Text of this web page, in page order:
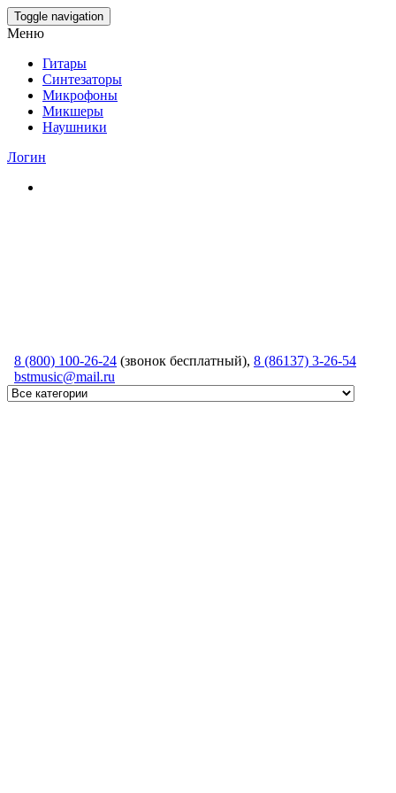
Skip
to
content
Toggle navigation
Меню
Гитары
Синтезаторы
Микрофоны
Микшеры
Наушники
Логин
8 (800) 100-26-24 (звонок бесплатный), 8 (86137) 3-26-54
bstmusic@mail.ru